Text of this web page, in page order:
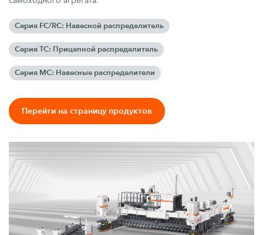
Серия FC/RC: Навесной распределитель
Серия TC: Прицепной распределитель
Серия MC: Навесные распределители
Перейти на страницу продуктов